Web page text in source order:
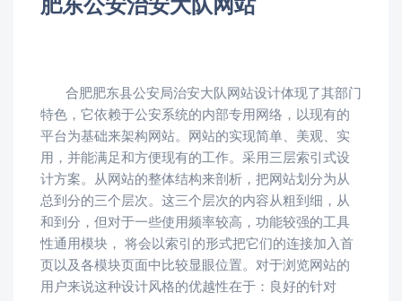
肥东公安治安大队网站
合肥肥东县公安局治安大队网站设计体现了其部门
特色，它依赖于公安系统的内部专用网络，以现有的
平台为基础来架构网站。网站的实现简单、美观、实
用，并能满足和方便现有的工作。采用三层索引式设
计方案。从网站的整体结构来剖析，把网站划分为从
总到分的三个层次。这三个层次的内容从粗到细，从
和到分，但对于一些使用频率较高，功能较强的工具
性通用模块， 将会以索引的形式把它们的连接加入首
页以及各模块页面中比较显眼位置。对于浏览网站的
用户来说这种设计风格的优越性在于：良好的针对